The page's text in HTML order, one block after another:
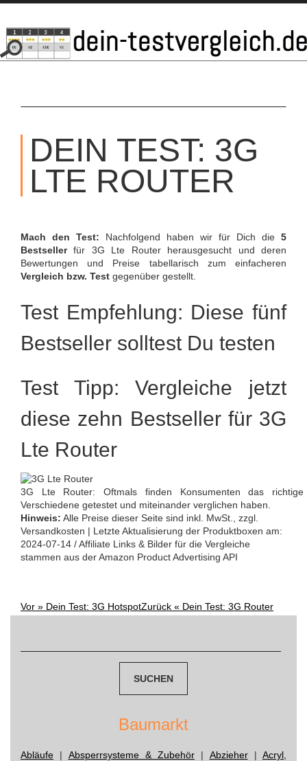
SKIP
CONTENT
DEIN TEST: 3G
LTE ROUTER
Mach den Test: Nachfolgend haben wir für Dich die 5
Bestsellerfür 3G Lte Router herausgesucht und deren
Bewertungen und Preise tabellarisch zum einfacheren
Vergleich bzw. Test gegenüber gestellt.
Test Empfehlung: Diese fünf
Bestseller solltest Du testen
Test Tipp: Vergleiche jetzt
diese zehn Bestseller für 3G
Lte Router
3G Lte Router: Oftmals finden Konsumenten das
Verschiedene getestet und miteinander verglichen haben.
Hinweis: Alle Preise dieser Seite sind inkl. MwSt., zzgl.
Versandkosten | Letzte Aktualisierung der Produktboxen am:
2024-07-14 / Affiliate Links & Bilder für die Vergleiche
stammen aus der Amazon Product Advertising API
Post
Vor » Dein Test: 3G HotspotZurück « Dein Test: 3G Router
Baumarkt
Abläufe | Absperrsysteme & Zubehör | Abzieher| Acryl,